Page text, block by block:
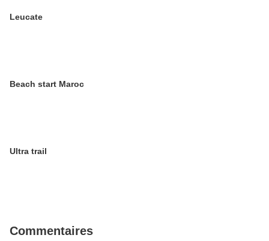
Leucate
Beach start Maroc
Ultra trail
Commentaires